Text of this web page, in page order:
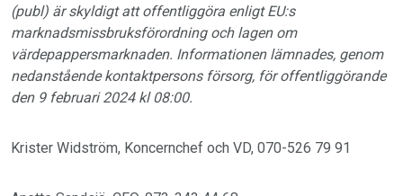
(publ) är skyldigt att offentliggöra enligt EU:s
marknadsmissbruksförordning och lagen om
värdepappersmarknaden. Informationen lämnades, genom
nedanstående kontaktpersons försorg, för offentliggörande
den 9 februari 2024 kl 08:00.
Krister Widström, Koncernchef och VD, 070-526 79 91